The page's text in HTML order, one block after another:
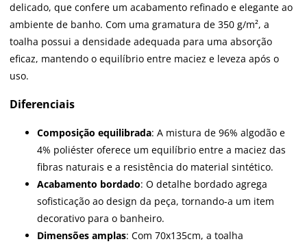
delicado, que confere um acabamento refinado e elegante ao
ambiente de banho. Com uma gramatura de 350 g/m², a
toalha possui a densidade adequada para uma absorção
eficaz, mantendo o equilíbrio entre maciez e leveza após o
uso.
Diferenciais
Composição equilibrada: A mistura de 96% algodão e
4% poliéster oferece um equilíbrio entre a maciez das
fibras naturais e a resistência do material sintético.
Acabamento bordado: O detalhe bordado agrega
sofisticação ao design da peça, tornando-a um item
decorativo para o banheiro.
Dimensões amplas: Com 70x135cm, a toalha